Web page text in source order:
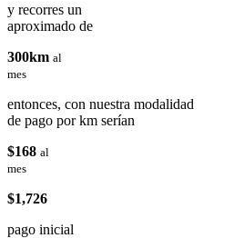
y recorres un
aproximado de
300km al
mes
entonces, con nuestra modalidad
de pago por km serían
$168 al
mes
$1,726
pago inicial